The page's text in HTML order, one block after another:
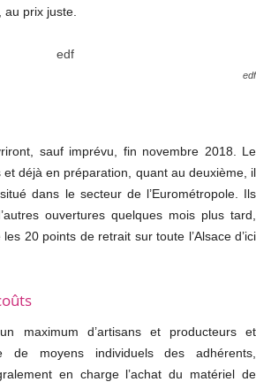
prix juste.
edf
sauf imprévu, fin novembre 2018. Le
et déjà en préparation, quant au deuxième, il
dans le secteur de l’Eurométropole. Ils
ouvertures quelques mois plus tard,
les 20 points de retrait sur toute l’Alsace d’ici
maximum d’artisans et producteurs et
de moyens individuels des adhérents,
en charge l’achat du matériel de